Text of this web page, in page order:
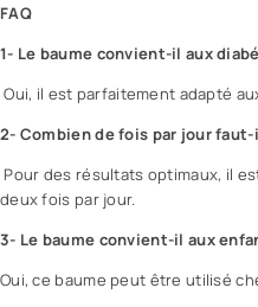
FAQ
1- Le baume convient-il aux
Oui, il est parfaitement adapté
2- Combien de fois par jour
Pour des résultats optimaux, il
deux fois par jour.
3- Le baume convient-il aux
Oui, ce baume peut être utilisé